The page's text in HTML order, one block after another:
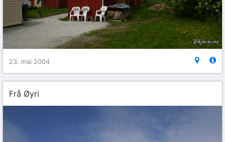
23. mai 2004
Frå Øyri